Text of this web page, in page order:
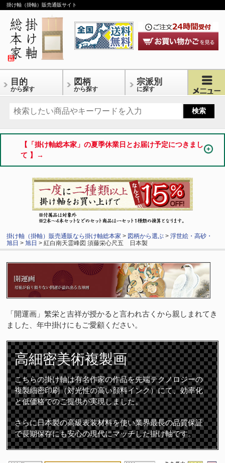
掛け軸（掛軸）販売通販サイト
目的
から探す
図柄
から探す
宗派別
に探す
【「掛け軸総本家」の夏季休業日とお届け予定につきまし
て 】→
掛け軸（掛軸）販売通販なら掛け軸総本家 > 図柄から選ぶ >浮世絵・高砂・
旭日 >旭日 > 紅白南天霊峰図 須藤栄心尺五 日本製
「開運画」繁栄と吉祥が授かると言われ古くから親しまれてき
ました、年中掛けにもご愛顧ください。
高細密美術複製画
こちらの掛け軸は有名作家の作品を先端テクノロジーの
複製細密印刷（対光性の高い顔料インク）にて、効率化
と低価格でのご提供が実現しました。
さらに日本製の高級表装材料を使い業界最長の品質保証
で長期保存にも安心の現代にマッチした掛け軸です。